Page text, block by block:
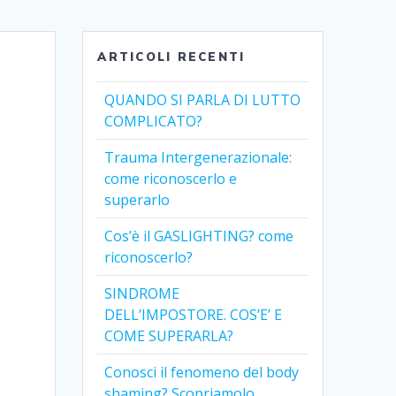
ARTICOLI RECENTI
QUANDO SI PARLA DI LUTTO
COMPLICATO?
Trauma Intergenerazionale:
come riconoscerlo e
superarlo
Cos’è il GASLIGHTING? come
riconoscerlo?
SINDROME
DELL’IMPOSTORE. COS’E’ E
COME SUPERARLA?
Conosci il fenomeno del body